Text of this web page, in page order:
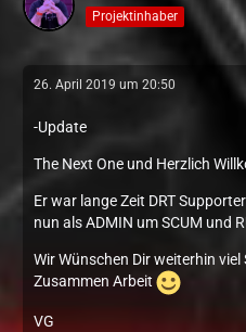
Projektinhaber
26. April 2019 um 20:50
-Update
The Next One und Herzlich
Er war lange Zeit DRT
nun als ADMIN um SCUM und
Wir Wünschen Dir weiterhin
Zusammen Arbeit
VG